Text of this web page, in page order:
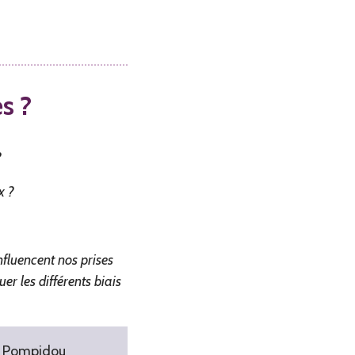
?
?
nos prises
les différents biais
Pompidou